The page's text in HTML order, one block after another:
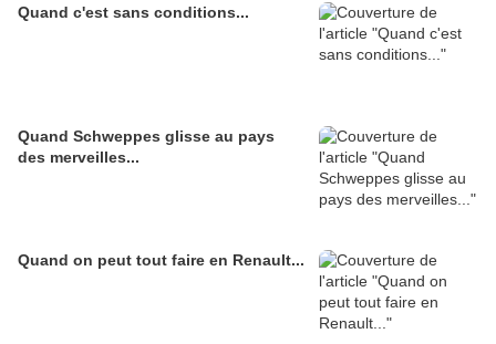
Quand c'est sans conditions...
Quand Schweppes glisse au pays
des merveilles...
Quand on peut tout faire en Renault...